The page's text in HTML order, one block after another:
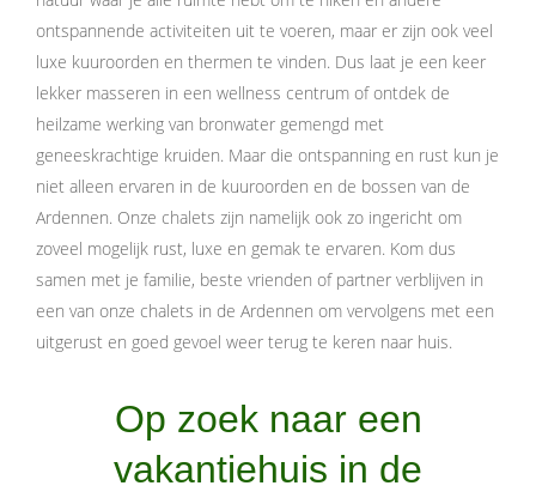
ontspannende activiteiten uit te voeren, maar er zijn ook veel
luxe kuuroorden en thermen te vinden. Dus laat je een keer
lekker masseren in een wellness centrum of ontdek de
heilzame werking van bronwater gemengd met
geneeskrachtige kruiden. Maar die ontspanning en rust kun je
niet alleen ervaren in de kuuroorden en de bossen van de
Ardennen. Onze chalets zijn namelijk ook zo ingericht om
zoveel mogelijk rust, luxe en gemak te ervaren. Kom dus
samen met je familie, beste vrienden of partner verblijven in
een van onze chalets in de Ardennen om vervolgens met een
uitgerust en goed gevoel weer terug te keren naar huis.
Op zoek naar een
vakantiehuis in de